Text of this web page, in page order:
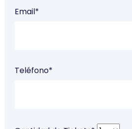
Email*
Teléfono*